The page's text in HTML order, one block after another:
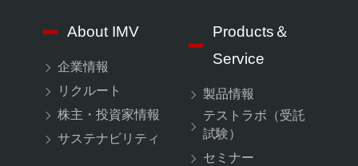
About IMV
企業情報
リクルート
株主・投資家情報
サステナビリティ
Products＆
Service
製品情報
テストラボ（受託
試験）
セミナー